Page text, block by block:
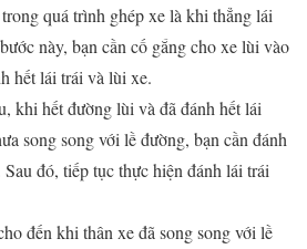
quá trình ghép xe là khi thẳng lái
này, bạn cần cố gắng cho xe lùi vào
hết lái trái và lùi xe.
khi hết đường lùi và đã đánh hết lái
song song với lề đường, bạn cần đánh
đó, tiếp tục thực hiện đánh lái trái
đến khi thân xe đã song song với lề